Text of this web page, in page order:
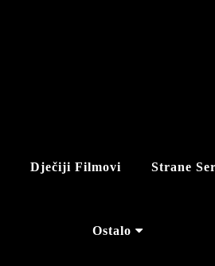
Dječiji Filmovi Strane
Ostalo